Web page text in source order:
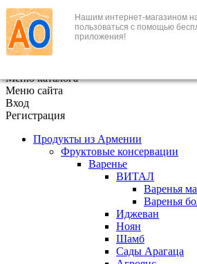
Нашим интернет-магазином
пользоваться с помощью
приложения!
+7 (495) 646-888-1
В корзине
Меню каталога
Меню сайта
Вход
Регистрация
Продукты из Армении
Фруктовые консервации
Варенье
ВИТАЛ
Варенья
Варенья
Иджеван
Ноян
Шамб
Сады Арагаца